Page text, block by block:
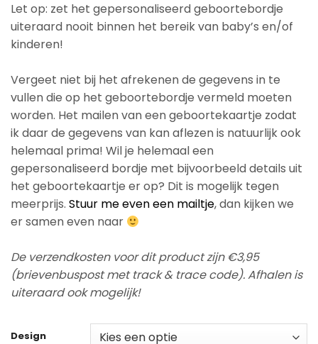
Let op: zet het gepersonaliseerd geboortebordje
uiteraard nooit binnen het bereik van baby’s en/of
kinderen!
Vergeet niet bij het afrekenen de gegevens in te
vullen die op het geboortebordje vermeld moeten
worden. Het mailen van een geboortekaartje zodat
ik daar de gegevens van kan aflezen is natuurlijk ook
helemaal prima! Wil je helemaal een
gepersonaliseerd bordje met bijvoorbeeld details uit
het geboortekaartje er op? Dit is mogelijk tegen
meerprijs. Stuur me even een mailtje, dan kijken we
er samen even naar
De verzendkosten voor dit product zijn €3,95
(brievenbuspost met track & trace code). Afhalen is
uiteraard ook mogelijk!
Design